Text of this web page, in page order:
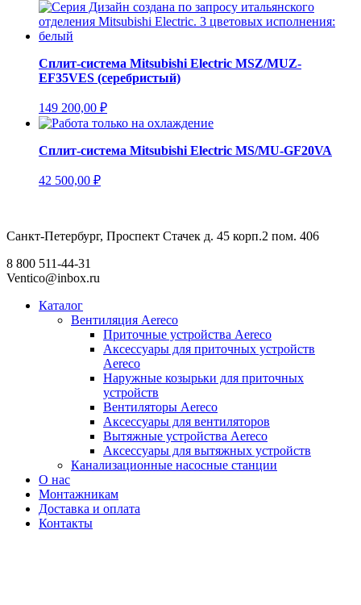
Сплит-система Mitsubishi Electric MSZ/MUZ-
EF35VES (серебристый)
149 200,00 ₽
Сплит-система Mitsubishi Electric MS/MU-GF20VA
42 500,00 ₽
Санкт-Петербург, Проспект Стачек д. 45 корп.2 пом. 406
8 800 511-44-31
Ventico@inbox.ru
Каталог
Вентиляция Aereco
Приточные устройства Aereco
Аксессуары для приточных устройств
Aereco
Наружные козырьки для приточных
устройств
Вентиляторы Aereco
Аксессуары для вентиляторов
Вытяжные устройства Aereco
Аксессуары для вытяжных устройств
Канализационные насосные станции
О нас
Монтажникам
Доставка и оплата
Контакты